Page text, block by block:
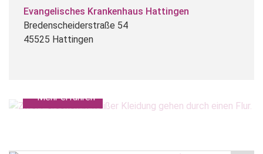
Evangelisches Krankenhaus Hattingen
Bredenscheiderstraße 54
45525 Hattingen
Team
Mehr erfahren